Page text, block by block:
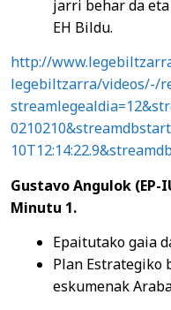
jarri behar da
EH Bildu.
http://
legebiltzarra/videos/-/
Gustavo Angulok
Minutu 1.
Epaitutako gaia
Plan Estrategiko
eskumenak